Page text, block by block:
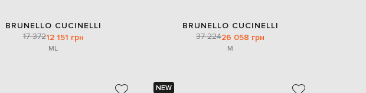
BRUNELLO CUCINELLI
17 37212 151 грн
ML
BRUNELLO CUCINELLI
37 22426 058 грн
M
NEW